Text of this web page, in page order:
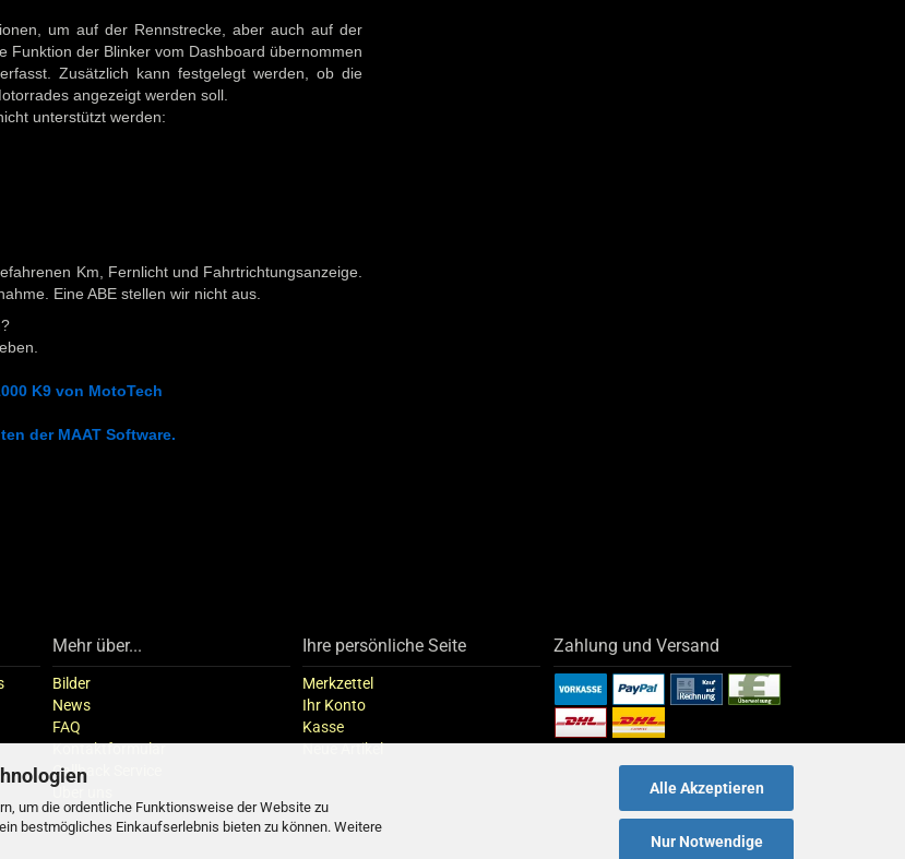
um die ordentliche Funktionsweise der Website zu
bestmögliches Einkaufserlebnis bieten zu können. Weitere
Alle Akzeptieren
Nur Notwendige
um auf der Rennstrecke, aber auch auf der
Funktion der Blinker vom Dashboard übernommen
Zusätzlich kann festgelegt werden, ob die
angezeigt werden soll.
unterstützt werden:
Km, Fernlicht und Fahrtrichtungsanzeige.
Eine ABE stellen wir nicht aus.
K9 von MotoTech
der MAAT Software.
Mehr über...
Bilder
News
FAQ
Kontaktformular
Callback Service
Über uns
Ihre persönliche Seite
Merkzettel
Ihr Konto
Kasse
Neue Artikel
Zahlung und Versand